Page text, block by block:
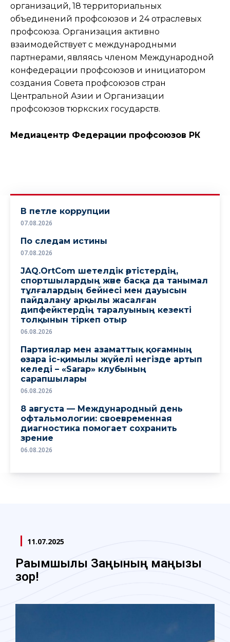
организаций, 18 территориальных
объединений профсоюзов и 24 отраслевых
профсоюза. Организация активно
взаимодействует с международными
партнерами, являясь членом Международной
конфедерации профсоюзов и инициатором
создания Совета профсоюзов стран
Центральной Азии и Организации
профсоюзов тюркских государств.
Медиацентр Федерации профсоюзов РК
В петле коррупции
07.08.2026
По следам истины
07.08.2026
JAQ.OrtCom шетелдік әртістердің,
спортшылардың және басқа да танымал
тұлғалардың бейнесі мен дауысын
пайдалану арқылы жасалған
дипфейктердің таралуының кезекті
толқынын тіркеп отыр
06.08.2026
Партиялар мен азаматтық қоғамның
өзара іс-қимылы жүйелі негізде артып
келеді – «Sarap» клубының
сарапшылары
06.08.2026
8 августа — Международный день
офтальмологии: своевременная
диагностика помогает сохранить
зрение
06.08.2026